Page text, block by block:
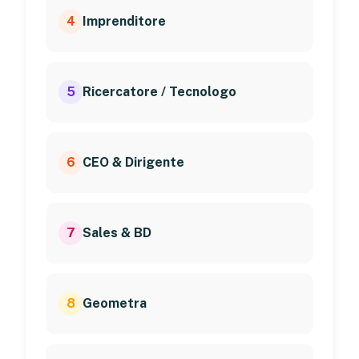
4 Imprenditore
5 Ricercatore / Tecnologo
6 CEO & Dirigente
7 Sales & BD
8 Geometra